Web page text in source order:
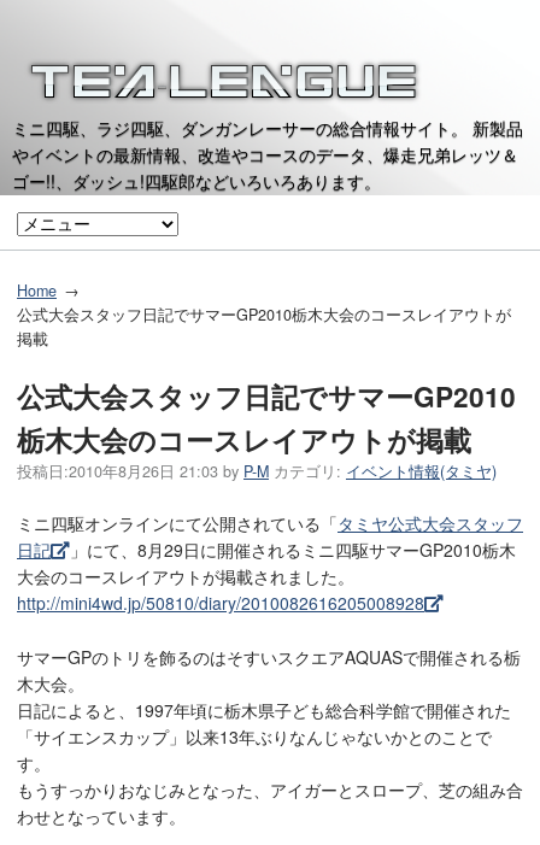
ミニ四駆、ラジ四駆、ダンガンレーサーの総合情報サイト。 新製品
やイベントの最新情報、改造やコースのデータ、爆走兄弟レッツ＆
ゴー!!、ダッシュ!四駆郎などいろいろあります。
Home
公式大会スタッフ日記でサマーGP2010栃木大会のコースレイアウトが
掲載
公式大会スタッフ日記でサマーGP2010
栃木大会のコースレイアウトが掲載
投稿日:2010年8月26日 21:03 by P-M カテゴリ: イベント情報(タミヤ)
ミニ四駆オンラインにて公開されている「タミヤ公式大会スタッフ
日記
」にて、8月29日に開催されるミニ四駆サマーGP2010栃木
大会のコースレイアウトが掲載されました。
http://mini4wd.jp/50810/diary/2010082616205008928
サマーGPのトリを飾るのはそすいスクエアAQUASで開催される栃
木大会。
日記によると、1997年頃に栃木県子ども総合科学館で開催された
「サイエンスカップ」以来13年ぶりなんじゃないかとのことで
す。
もうすっかりおなじみとなった、アイガーとスロープ、芝の組み合
わせとなっています。